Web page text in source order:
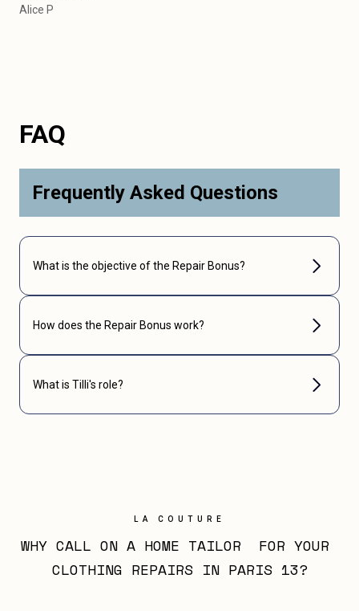
Alice P
FAQ
Frequently Asked Questions
What is the objective of the Repair Bonus?
How does the Repair Bonus work?
What is Tilli's role?
LA COUTURE
WHY CALL ON A HOME TAILOR  FOR YOUR
CLOTHING REPAIRS IN PARIS 13?